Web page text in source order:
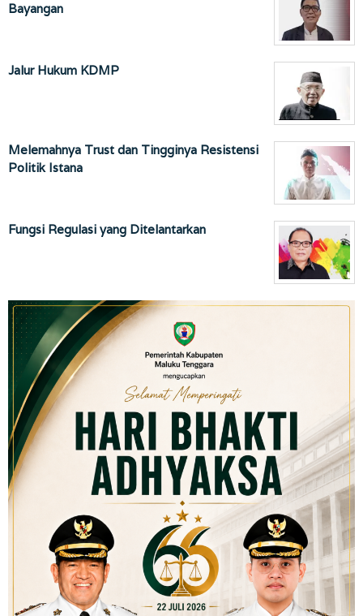
Bayangan
Jalur Hukum KDMP
Melemahnya Trust dan Tingginya Resistensi
Politik Istana
Fungsi Regulasi yang Ditelantarkan